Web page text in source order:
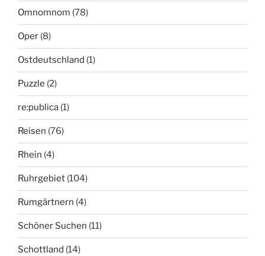
Omnomnom (78)
Oper (8)
Ostdeutschland (1)
Puzzle (2)
re:publica (1)
Reisen (76)
Rhein (4)
Ruhrgebiet (104)
Rumgärtnern (4)
Schöner Suchen (11)
Schottland (14)